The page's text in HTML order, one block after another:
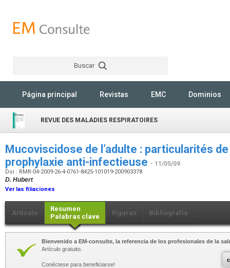
Buscar
Página principal Revistas EMC Dominios
REVUE DES MALADIES RESPIRATOIRES
Mucoviscidose de l’adulte : particularités
prophylaxie anti-infectieuse - 11/05/09
Doi : RMR-04-2009-26-4-0761-8425-101019-200903378
D. Hubert
Ver las filiaciones
Artículo
Resumen
Palabras clave
Figuras Bibliografía
Bienvenido a EM-consulte, la referencia de los profesionales de la
Artículo gratuito.
Conéctese para beneficiarse!